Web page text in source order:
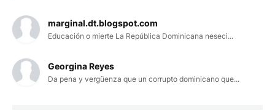
marginal.dt.blogspot.com
Educación o mierte La República Dominicana neseci...
Georgina Reyes
Da pena y vergüenza que un corrupto dominicano que...